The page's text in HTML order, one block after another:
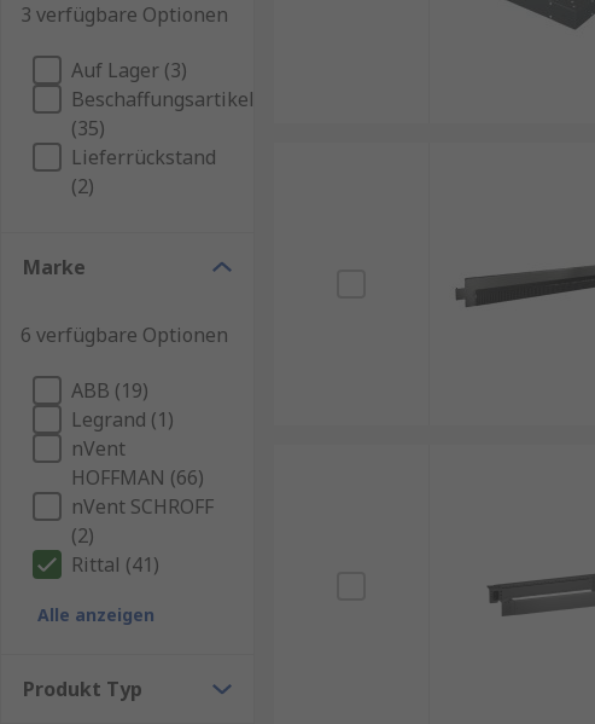
3 verfügbare Optionen
Auf Lager (3)
Beschaffungsartikel
(35)
Lieferrückstand
(2)
Marke
6 verfügbare Optionen
ABB (19)
Legrand (1)
nVent
HOFFMAN (66)
nVent SCHROFF
(2)
Rittal (41)
Alle anzeigen
Produkt Typ